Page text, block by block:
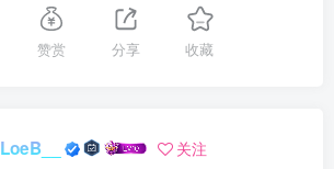
赞赏 分享 收藏
LoeB__ 关注